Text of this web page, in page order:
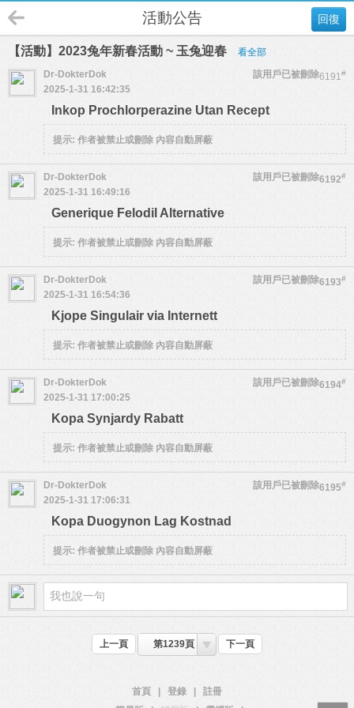
回復
活動公告
【活動】2023兔年新春活動 ~ 玉兔迎春 看全部
6191#
Dr-DokterDok
該用戶已被刪除
2025-1-31 16:42:35
Inkop Prochlorperazine Utan Recept
提示: 作者被禁止或刪除 內容自動屏蔽
6192#
Dr-DokterDok
該用戶已被刪除
2025-1-31 16:49:16
Generique Felodil Alternative
提示: 作者被禁止或刪除 內容自動屏蔽
6193#
Dr-DokterDok
該用戶已被刪除
2025-1-31 16:54:36
Kjope Singulair via Internett
提示: 作者被禁止或刪除 內容自動屏蔽
6194#
Dr-DokterDok
該用戶已被刪除
2025-1-31 17:00:25
Kopa Synjardy Rabatt
提示: 作者被禁止或刪除 內容自動屏蔽
6195#
Dr-DokterDok
該用戶已被刪除
2025-1-31 17:06:31
Kopa Duogynon Lag Kostnad
提示: 作者被禁止或刪除 內容自動屏蔽
上一頁 第1239頁 下一頁
首頁 登錄
註冊